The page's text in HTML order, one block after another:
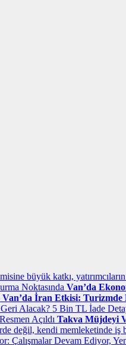
Van’da
Van’da İran Etkisi: Turizmde
Takva Müjdeyi